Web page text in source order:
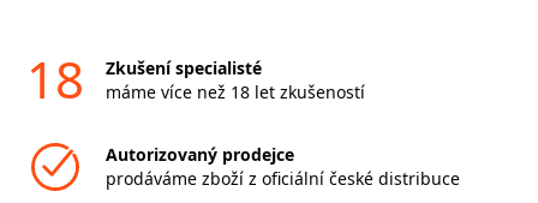
18
Zkušení specialisté
máme více než 18 let zkušeností
Autorizovaný prodejce
prodáváme zboží z oficiální české distribuce